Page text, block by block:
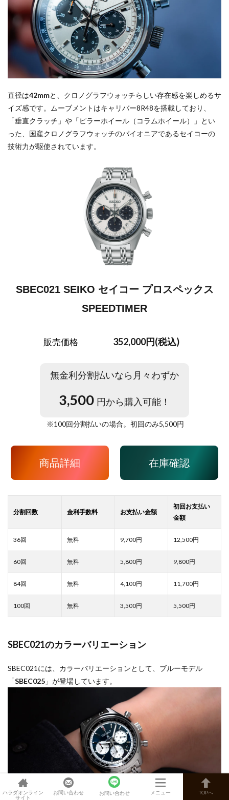
直径は42mmと、クロノグラフウォッチらしい存在感を楽しめるサ
イズ感です。ムーブメントはキャリバー8R48を搭載しており、
「垂直クラッチ」や「ピラーホイール（コラムホイール）」とい
った、国産クロノグラフウォッチのパイオニアであるセイコーの
技術力が駆使されています。
SBEC021 SEIKO セイコー プロスペックス
SPEEDTIMER
販売価格 352,000円(税込)
無金利分割払いなら月々わずか
3,500 円から購入可能！
※100回分割払いの場合。初回のみ5,500円
商品詳細 在庫確認
9,700 12,500
5,800 9,800
4,100 11,700
3,500 5,500
SBEC021のカラーバリエーション
SBEC021には、カラーバリエーションとして、ブルーモデル
「SBEC025 」が登場しています。
ハラダオンライン
サイト
お問い合わせ お問い合わせ メニュー TOPへ